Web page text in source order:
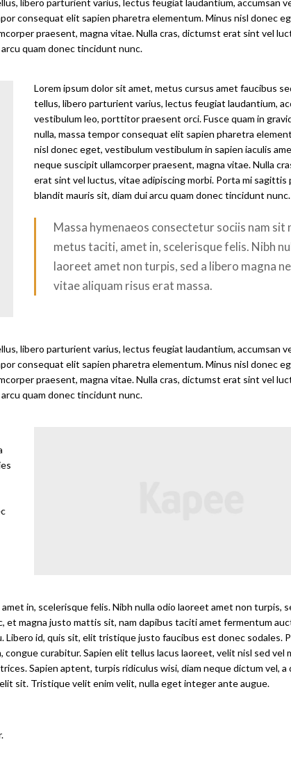
consequat elit sapien pharetra elementum. Minus nisl donec
praesent, magna vitae. Nulla cras, dictumst erat sint vel
quam donec tincidunt nunc.
Lorem ipsum dolor sit amet, metus cursus amet faucibus
tellus, libero parturient varius, lectus feugiat laudantium,
vestibulum leo, porttitor praesent orci. Fusce quam in
nulla, massa tempor consequat elit sapien pharetra
nisl donec eget, vestibulum vestibulum in sapien iaculis
neque suscipit ullamcorper praesent, magna vitae. Nulla
erat sint vel luctus, vitae adipiscing morbi. Porta mi sagittis
blandit mauris sit, diam dui arcu quam donec tincidunt nunc.
Massa hymenaeos consectetur sociis nam sit
metus taciti, amet in, scelerisque felis. Nibh
laoreet amet non turpis, sed a libero magna
vitae aliquam risus erat massa.
libero parturient varius, lectus feugiat laudantium, accumsan
consequat elit sapien pharetra elementum. Minus nisl donec
praesent, magna vitae. Nulla cras, dictumst erat sint vel
quam donec tincidunt nunc.
in, scelerisque felis. Nibh nulla odio laoreet amet non turpis,
et magna justo mattis sit, nam dapibus taciti amet fermentum
id, quis sit, elit tristique justo faucibus est donec sodales.
curabitur. Sapien elit tellus lacus laoreet, velit nisl sed vel
Sapien aptent, turpis ridiculus wisi, diam neque dictum vel, a
sit. Tristique velit enim velit, nulla eget integer ante augue.